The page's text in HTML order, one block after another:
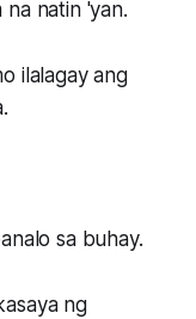
na natin 'yan.
ilalagay ang
sa buhay.
ng